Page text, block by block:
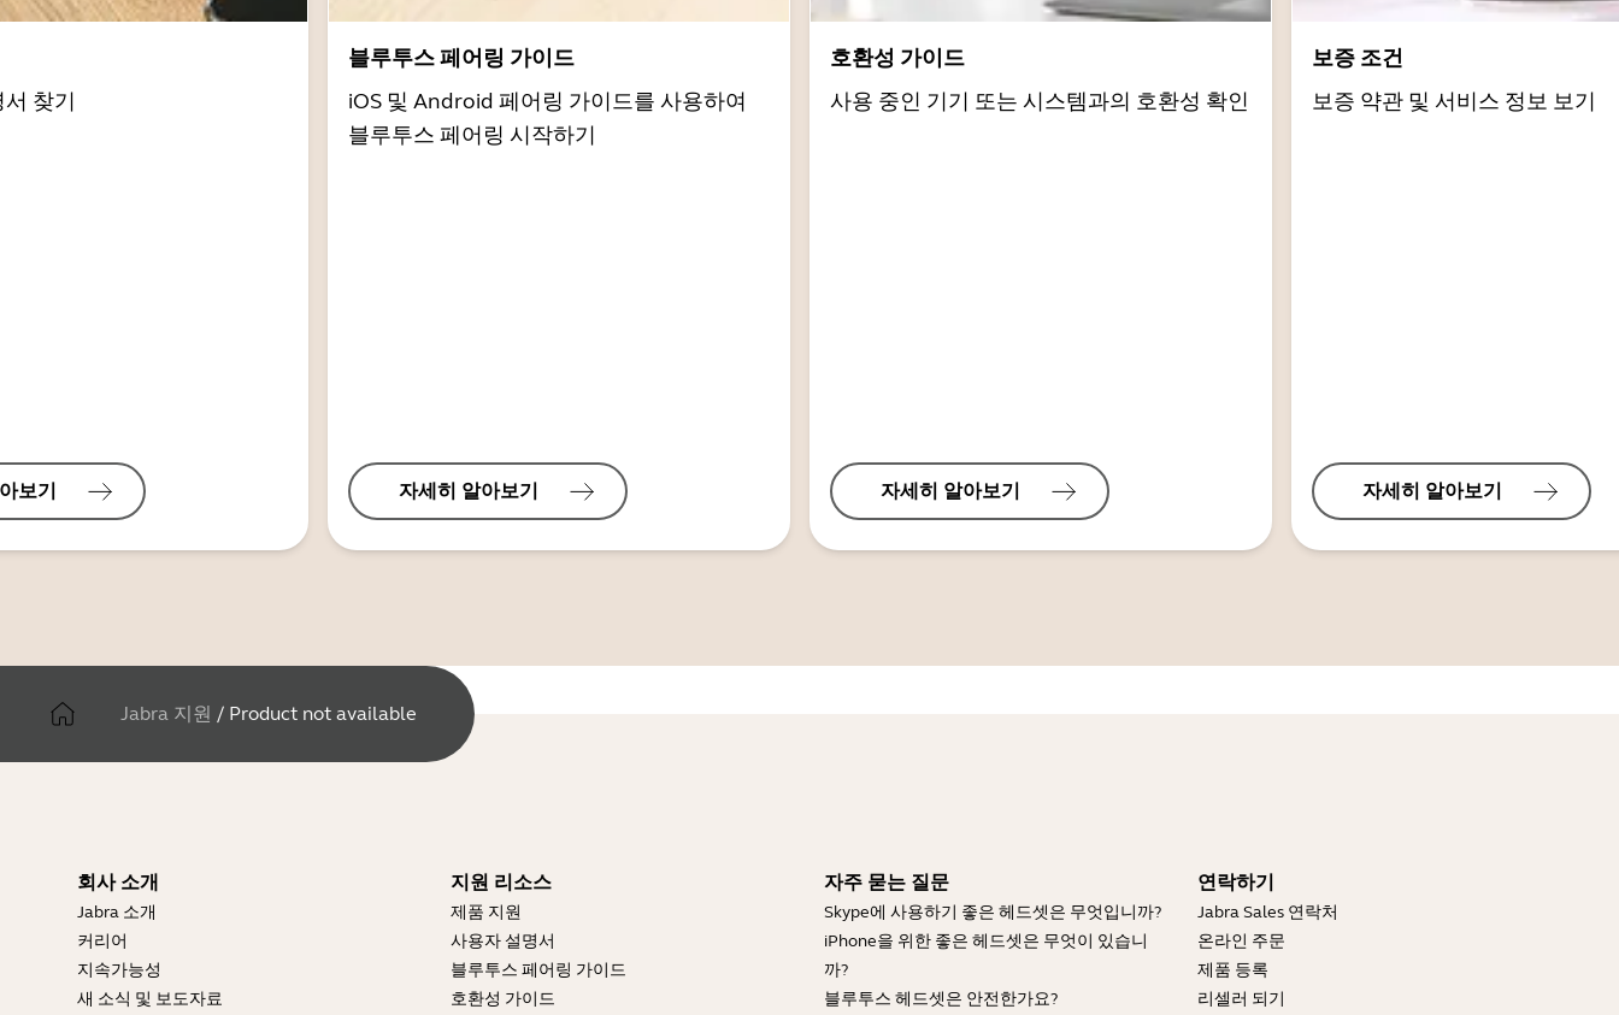
찾기
보기
블루투스 페어링 가이드
iOS 및 Android 페어링 가이드를 사용하여
블루투스 페어링 시작하기
자세히 알아보기
호환성 가이드
사용 중인 기기 또는 시스템과의 호환성 확인
자세히 알아보기
보증 조건
보증 약관 및 서비스 정보 보기
자세히 알아보기
Jabra 지원 / Product not available
회사 소개
Jabra 소개
커리어
지속가능성
새 소식 및 보도자료
지원 리소스
제품 지원
사용자 설명서
블루투스 페어링 가이드
호환성 가이드
자주 묻는 질문
Skype에 사용하기 좋은 헤드셋은 무엇입니까?
iPhone을 위한 좋은 헤드셋은 무엇이 있습니
까?
블루투스 헤드셋은 안전한가요?
연락하기
Jabra Sales 연락처
온라인 주문
제품 등록
리셀러 되기